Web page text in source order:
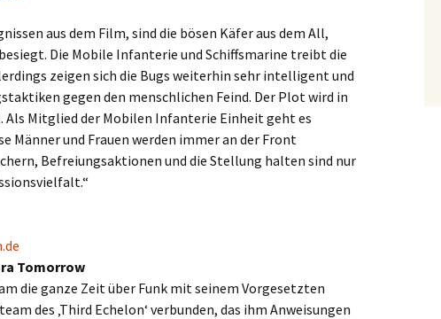
aus dem Film, sind die bösen Käfer aus dem All,
Die Mobile Infanterie und Schiffsmarine treibt die
zeigen sich die Bugs weiterhin sehr intelligent und
gegen den menschlichen Feind. Der Plot wird in
Mitglied der Mobilen Infanterie Einheit geht es
Männer und Frauen werden immer an der Front
Befreiungsaktionen und die Stellung halten sind nur
Tomorrow
die ganze Zeit über Funk mit seinem Vorgesetzten
des ‚Third Echelon‘ verbunden, das ihm Anweisungen